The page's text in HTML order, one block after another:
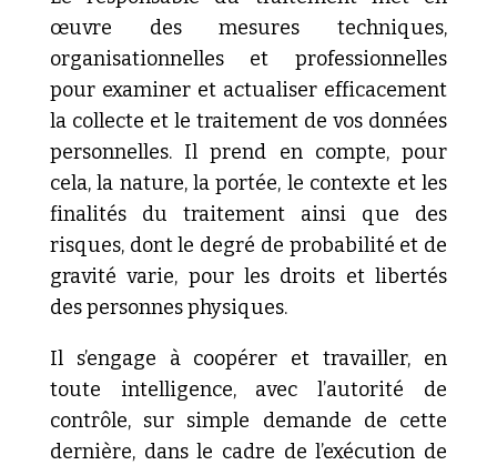
œuvre des mesures techniques,
organisationnelles et professionnelles
pour examiner et actualiser efficacement
la collecte et le traitement de vos données
personnelles. Il prend en compte, pour
cela, la nature, la portée, le contexte et les
finalités du traitement ainsi que des
risques, dont le degré de probabilité et de
gravité varie, pour les droits et libertés
des personnes physiques.
Il s’engage à coopérer et travailler, en
toute intelligence, avec l’autorité de
contrôle, sur simple demande de cette
dernière, dans le cadre de l’exécution de